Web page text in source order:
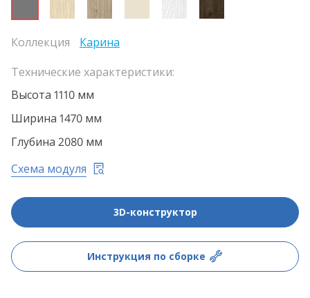
Коллекция
Карина
Технические характеристики:
Высота 1110 мм
Ширина 1470 мм
Глубина 2080 мм
Схема модуля
3D-конструктор
Инструкция по сборке